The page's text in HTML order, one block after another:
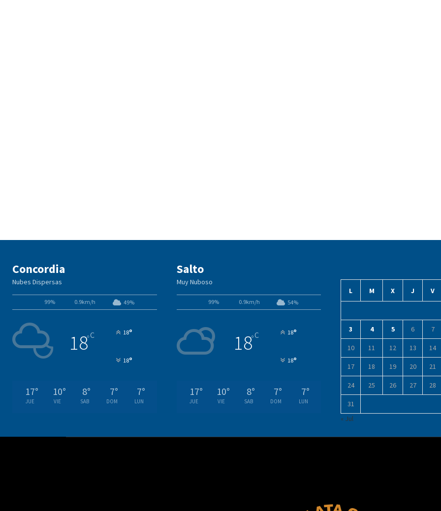
Concordia
Nubes Dispersas
99% 0.9km/h 49%
18°C 18°
18°
17°
JUE
10°
VIE
8°
SAB
7°
DOM
7°
LUN
Salto
Muy Nuboso
99% 0.9km/h 54%
18°C 18°
18°
17°
JUE
10°
VIE
8°
SAB
7°
DOM
7°
LUN
L M X J V
3 4 5 6 7
10 11 12 13 14
17 18 19 20 21
24 25 26 27 28
31
« Jul